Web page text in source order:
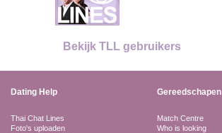
Bekijk TLL gebruikers
Dating Help Gereedschapen
Thai Chat Lines
Foto's uploaden
Match Centre
Who is looking